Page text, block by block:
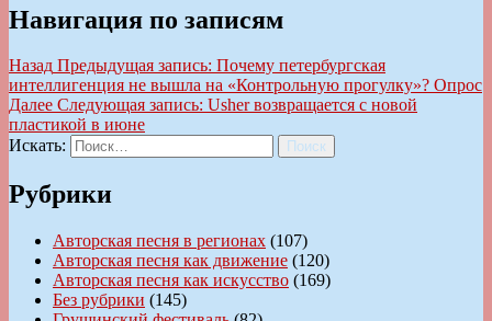
Навигация по записям
Назад Предыдущая запись: Почему петербургская
интеллигенция не вышла на «Контрольную прогулку»? Опрос
Далее Следующая запись: Usher возвращается с новой
пластикой в июне
Искать:
Поиск
Рубрики
Авторская песня в регионах (107)
Авторская песня как движение (120)
Авторская песня как искусство (169)
Без рубрики (145)